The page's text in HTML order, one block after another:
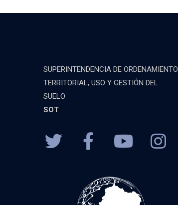
SUPERINTENDENCIA DE ORDENAMIENTO
TERRITORIAL, USO Y GESTIÓN DEL
SUELO
SOT